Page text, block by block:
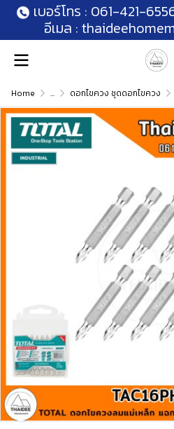
เบอร์โทร : 061-421-
อีเมล :
Home ... ดอกไขควง ชุดดอกไขควง